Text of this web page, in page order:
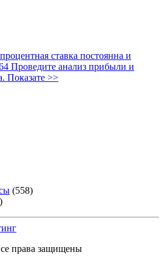
ставка постоянна и
Проведите анализ прибыли и
Показате >>
(558)
права защищены